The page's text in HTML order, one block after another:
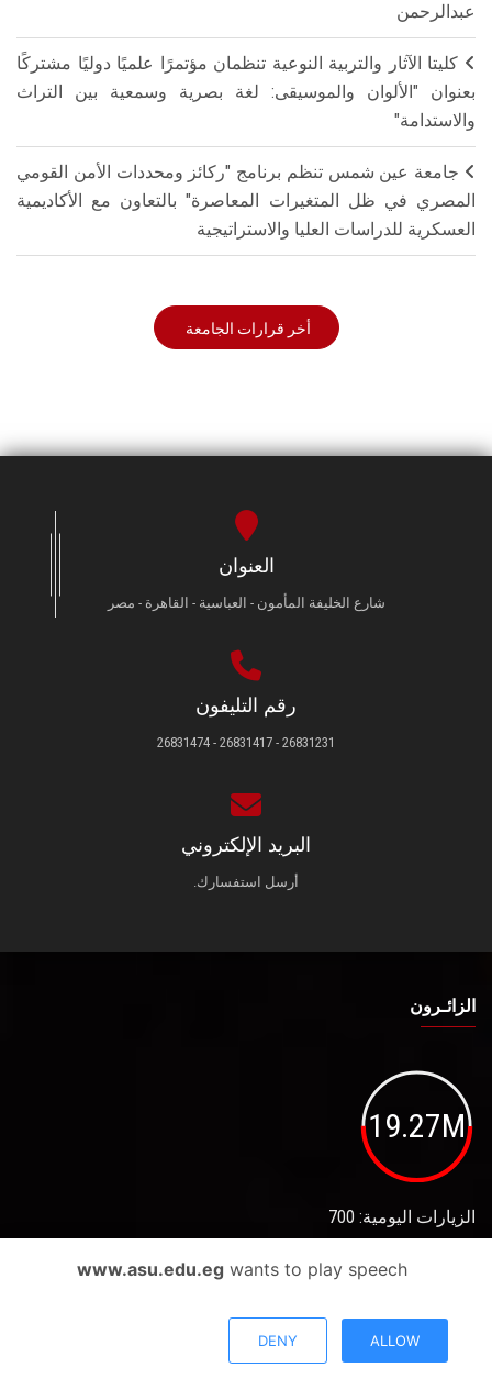
عبدالرحمن
كليتا الآثار والتربية النوعية تنظمان مؤتمرًا علميًا دوليًا مشتركًا
بعنوان "الألوان والموسيقى: لغة بصرية وسمعية بين التراث
والاستدامة"
جامعة عين شمس تنظم برنامج "ركائز ومحددات الأمن القومي
المصري في ظل المتغيرات المعاصرة" بالتعاون مع الأكاديمية
العسكرية للدراسات العليا والاستراتيجية
أخر قرارات الجامعة
العنوان
شارع الخليفة المأمون - العباسية - القاهرة - مصر
رقم التليفون
26831231 - 26831417 - 26831474
البريد الإلكتروني
أرسل استفسارك.
الزائـرون
19.27M
الزيارات اليومية: 700
خريطة الموقع
www.asu.edu.egwants to play speech
DENY ALLOW